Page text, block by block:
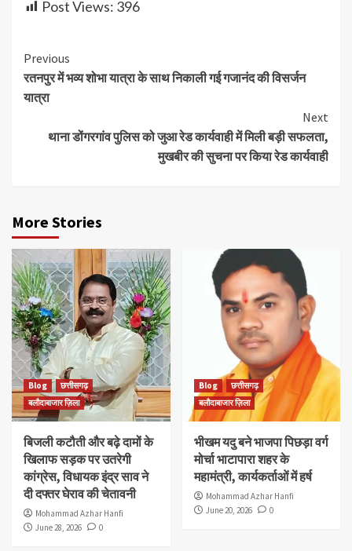
Post Views: 396
Continue
Reading
Previous
रतनपुर में भव्य शोभा यात्रा के साथ निकाली गई गजानंद की विसर्जन
यात्रा
Next
थाना डोंगरगांव पुलिस को जुआ रेड कार्यवाही में मिली बड़ी सफलता,
मुखबीर की सुचना पर किया रेड कार्यवाही
More Stories
Blog
छत्तीसगढ़
बलौदाबाजार ज़िला
बिजली कटौती और बढ़े दामों के
खिलाफ सड़क पर उतरेगी
कांग्रेस, विधायक इंद्र साव ने
दी दफ्तर घेराव की चेतावनी
Mohammad Azhar Hanfi
June 28, 2026
0
Blog
छत्तीसगढ़
बलौदाबाजार ज़िला
भीखम यदु बने भाजपा पिछड़ा वर्ग
मोर्चा भाटापारा शहर के
महामंत्री, कार्यकर्ताओं में हर्ष
Mohammad Azhar Hanfi
June 20, 2026
0